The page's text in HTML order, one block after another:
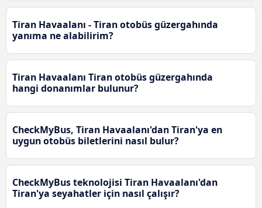
Tiran Havaalanı - Tiran otobüs güzergahında
yanıma ne alabilirim?
Tiran Havaalanı Tiran otobüs güzergahında
hangi donanımlar bulunur?
CheckMyBus, Tiran Havaalanı'dan Tiran'ya en
uygun otobüs biletlerini nasıl bulur?
CheckMyBus teknolojisi Tiran Havaalanı'dan
Tiran'ya seyahatler için nasıl çalışır?